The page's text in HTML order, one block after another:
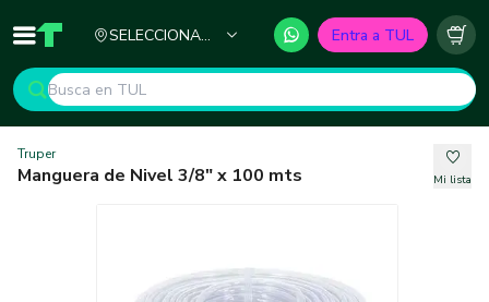
Inicio TUL - Tu Marketplace de Construcción
SELECCIONA
Entra a TUL
Truper
Manguera de Nivel 3/8" x 100 mts Mi lista